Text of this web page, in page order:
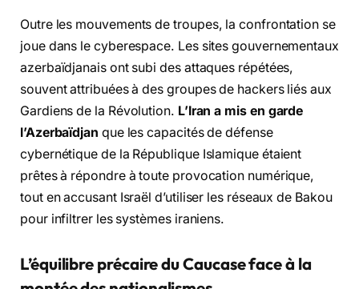
Outre les mouvements de troupes, la confrontation se
joue dans le cyberespace. Les sites gouvernementaux
azerbaïdjanais ont subi des attaques répétées,
souvent attribuées à des groupes de hackers liés aux
Gardiens de la Révolution. L’Iran a mis en garde
l’Azerbaïdjan que les capacités de défense
cybernétique de la République Islamique étaient
prêtes à répondre à toute provocation numérique,
tout en accusant Israël d’utiliser les réseaux de Bakou
pour infiltrer les systèmes iraniens.
L’équilibre précaire du Caucase face à la